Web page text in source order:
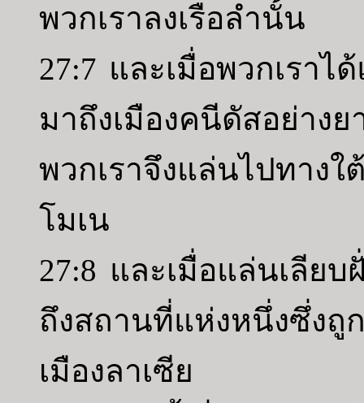
พวกเราลงเรือลำนั้น
27:7 และเมื่อพวกเรา
มาถึงเมืองคนีดัสอย่าง
พวกเราจึงแล่นไปทางใ
โมเน
27:8 และเมื่อแล่นเลียบ
ถึงสถานที่แห่งหนึ่งซึ่ง
เมืองลาเซีย